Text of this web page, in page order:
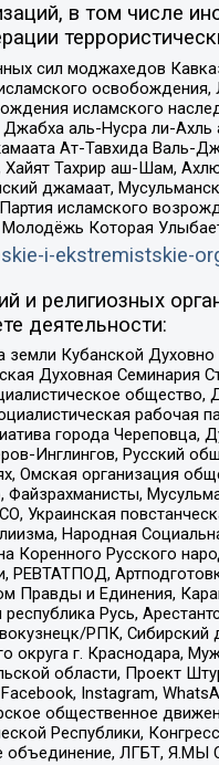
в том числе
сил моджахедов
исламского
аль-Нусра ли-
Ат-Тавхида Валь-
Тахрир аш-Шам,
джамаат,
исламского
Которая
i-ekstremistskie-
и религиозных
деятельности:
земли Кубанской
Духовная Семинария
рабочая
города
Инглингов, Русский
Омская организация
Украинская
Народная
Русского
РЕВТАТПОД,
и Единения,
Русь,
РПК,
округа г. Краснодара,
области, Проект
Instagram,
общественное
Республики,
объединение, ЛГБТ, Я.МЫ